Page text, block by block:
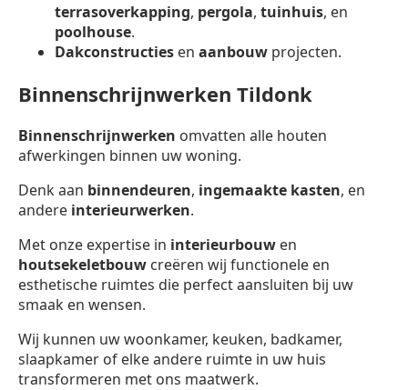
terrasoverkapping, pergola, tuinhuis, en
poolhouse.
Dakconstructies en aanbouw projecten.
Binnenschrijnwerken Tildonk
Binnenschrijnwerken omvatten alle houten
afwerkingen binnen uw woning.
Denk aan binnendeuren, ingemaakte kasten, en
andere interieurwerken.
Met onze expertise in interieurbouw en
houtsekeletbouw creëren wij functionele en
esthetische ruimtes die perfect aansluiten bij uw
smaak en wensen.
Wij kunnen uw woonkamer, keuken, badkamer,
slaapkamer of elke andere ruimte in uw huis
transformeren met ons maatwerk.